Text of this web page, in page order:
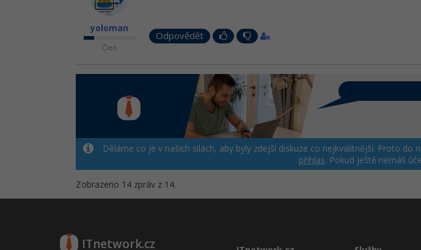
yoloman
Člen
Odpovědět
Děláme co je v našich silách, aby byly zdejší diskuze co nejkvalitnější. Proto
přihlas. Pokud ještě nemáš
Zobrazeno 14 zpráv z 14.
ITnetwork.cz